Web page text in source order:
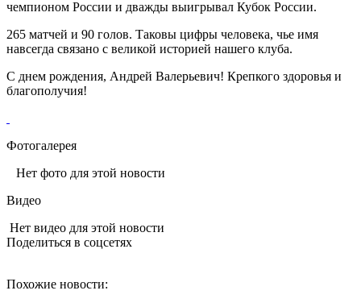
чемпионом России и дважды выигрывал Кубок России.
265 матчей и 90 голов. Таковы цифры человека, чье имя
навсегда связано с великой историей нашего клуба.
С днем рождения, Андрей Валерьевич! Крепкого здоровья и
благополучия!
Фотогалерея
Нет фото для этой новости
Видео
Нет видео для этой новости
Поделиться в соцсетях
Похожие новости: